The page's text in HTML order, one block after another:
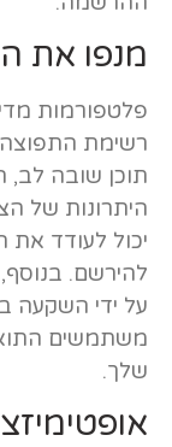
מנפו את
פלטפורמות
רשימת התפוצה
תוכן שובה לב,
היתרונות של
יכול לעודד
להירשם.
על ידי השקעה
משתמשים
שלך.